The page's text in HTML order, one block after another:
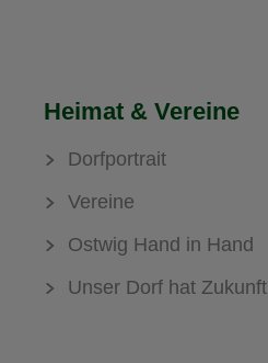
Heimat & Vereine
Dorfportrait
Vereine
Ostwig Hand in Hand
Unser Dorf hat Zukunft